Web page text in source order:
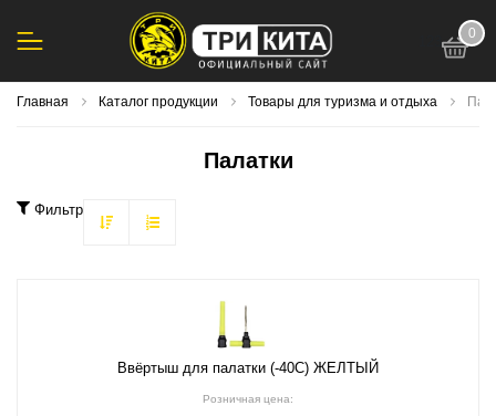
0
Главная Каталог продукции Товары для туризма и отдыха
Палатки
Фильтр
Ввёртыш для палатки (-40С) ЖЕЛТЫЙ
Розничная цена: